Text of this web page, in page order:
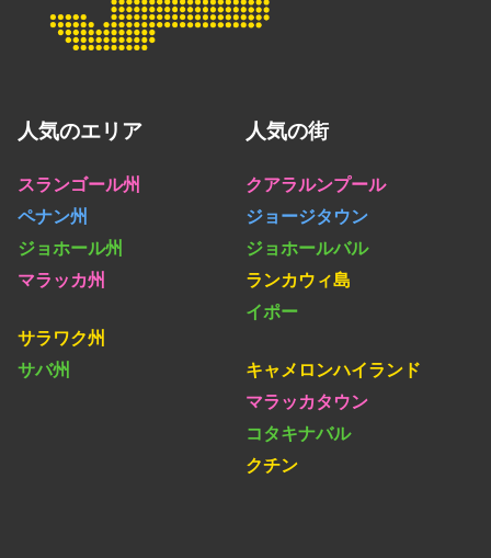
人気のエリア
スランゴール州
ペナン州
ジョホール州
マラッカ州
サラワク州
サバ州
人気の街
クアラルンプール
ジョージタウン
ジョホールバル
ランカウィ島
イポー
キャメロンハイランド
マラッカタウン
コタキナバル
クチン